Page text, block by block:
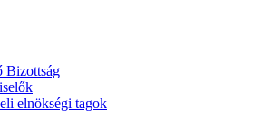
Bizottság
elnökségi tagok